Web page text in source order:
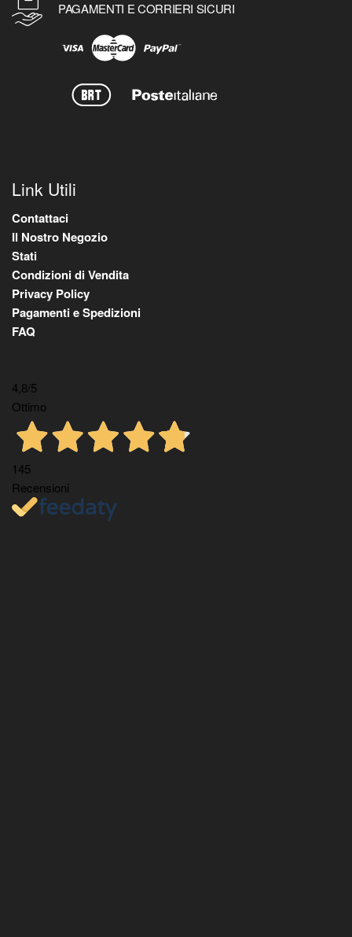
PAGAMENTI E CORRIERI SICURI
Link Utili
Contattaci
Il Nostro Negozio
Stati
Condizioni di Vendita
Privacy Policy
Pagamenti e Spedizioni
FAQ
4,8/5
Ottimo
145
Recensioni